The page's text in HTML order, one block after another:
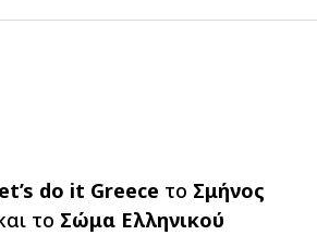
do it Greece το Σμήνος
το Σώμα Ελληνικού